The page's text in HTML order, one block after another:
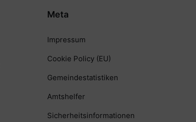
Meta
Impressum
Cookie Policy (EU)
Gemeindestatistiken
Amtshelfer
Sicherheitsinformationen